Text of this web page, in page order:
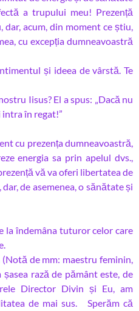
a trupului meu! Prezență
acum, din moment ce știu,
cu excepția dumneavoastră
și ideea de vârstă. Te
Iisus? El a spus: „Dacă nu
intra în regat!”
cu prezența dumneavoastră,
energia sa prin apelul dvs.,
vă va oferi libertatea de
de asemenea, o sănătate și
la îndemâna tuturor celor care
de mm: maestru feminin,
rază de pământ este, de
Director Divin și Eu, am
de mai sus. Sperăm că